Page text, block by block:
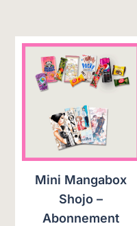
Mini Mangabox
Shojo –
Abonnement